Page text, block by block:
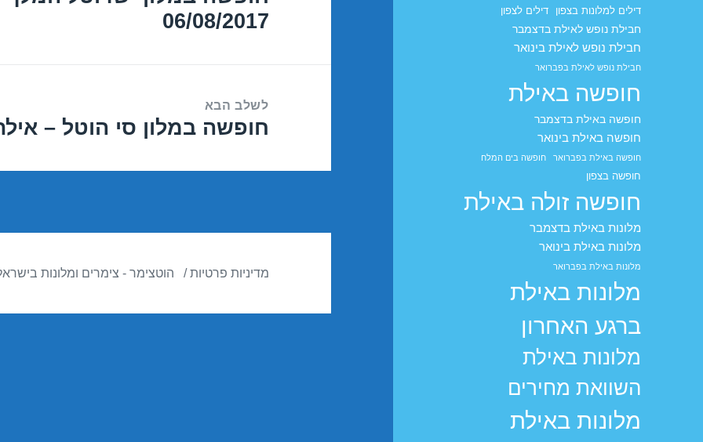
דילים למלונות בצפון דילים לצפון
חבילת נופש לאילת בדצמבר
חבילת נופש לאילת בינואר
חבילת נופש לאילת בפברואר
חופשה באילת
חופשה באילת בדצמבר
חופשה באילת בינואר
חופשה באילת בפברואר חופשה בים המלח
חופשה בצפון
חופשה זולה באילת
מלונות באילת בדצמבר
מלונות באילת בינואר
מלונות באילת בפברואר
מלונות באילת
ברגע האחרון
מלונות באילת
השוואת מחירים
מלונות באילת
הקודם:
06/08/2017
לשלב הבא
הפוסט
חופשה במלון סי הוטל – אילת 10/08/
מדיניות פרטיות הוטצימר - צימרים ומלונות